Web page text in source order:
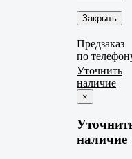
Закрыть
Предзаказ
по
Уточнить
наличие
×
наличие